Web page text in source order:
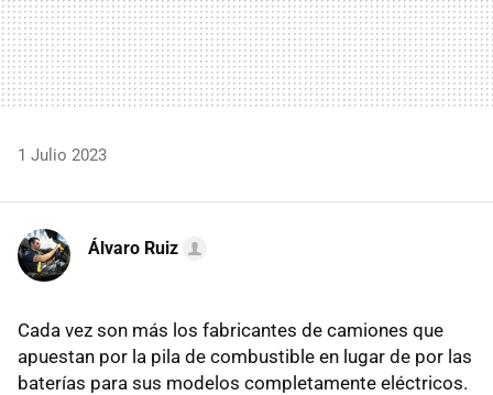
1 Julio 2023
Álvaro Ruiz
Cada vez son más los fabricantes de camiones que
apuestan por la pila de combustible en lugar de por las
baterías para sus modelos completamente eléctricos.